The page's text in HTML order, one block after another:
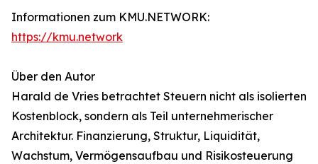
Informationen zum KMU.NETWORK:
https://kmu.network
Über den Autor
Harald de Vries betrachtet Steuern nicht als isolierten
Kostenblock, sondern als Teil unternehmerischer
Architektur. Finanzierung, Struktur, Liquidität,
Wachstum, Vermögensaufbau und Risikosteuerung